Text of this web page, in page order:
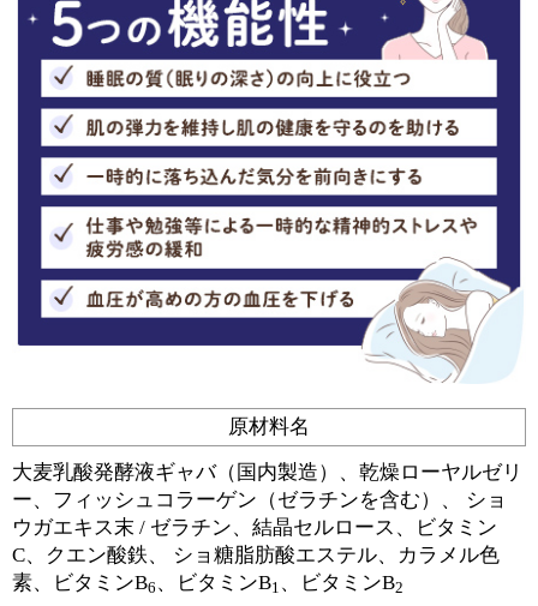
原材料名
大⻨乳酸発酵液ギャバ（国内製造）、乾燥ローヤルゼリ
ー、フィッシュコラーゲン（ゼラチンを含む）、 ショ
ウガエキス末 / ゼラチン、結晶セルロース、ビタミン
C、クエン酸鉄、 ショ糖脂肪酸エステル、カラメル色
素、ビタミンB6 、ビタミンB1 、ビタミンB2